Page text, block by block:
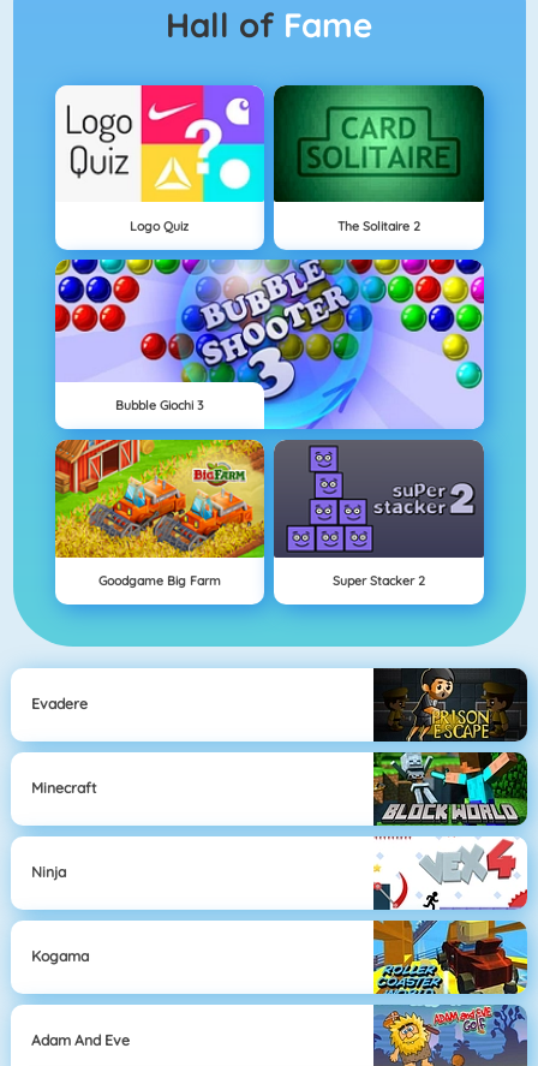
Hall of Fame
Logo Quiz The Solitaire 2
Bubble Giochi 3
Goodgame Big Farm Super Stacker 2
Evadere
Minecraft
Ninja
Kogama
Adam And Eve